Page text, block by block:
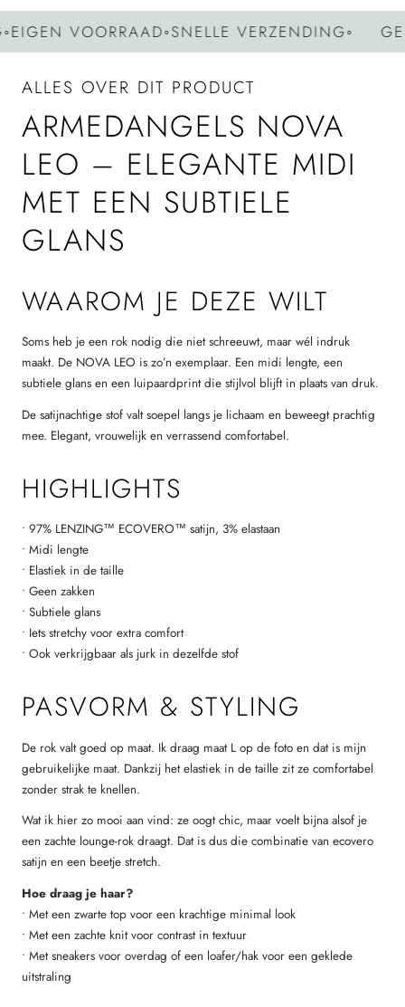
VOORRAAD◦SNELLE VERZENDING◦
ALLES OVER DIT PRODUCT
ARMEDANGELS NOVA
LEO – ELEGANTE MIDI
MET EEN SUBTIELE
GLANS
WAAROM JE DEZE WILT
Soms heb je een rok nodig die niet schreeuwt, maar wél indruk
maakt. De NOVA LEO is zo’n exemplaar. Een midi lengte, een
subtiele glans en een luipaardprint die stijlvol blijft in plaats van druk.
De satijnachtige stof valt soepel langs je lichaam en beweegt prachtig
mee. Elegant, vrouwelijk en verrassend comfortabel.
HIGHLIGHTS
• 97% LENZING™ ECOVERO™ satijn, 3% elastaan
• Midi lengte
• Elastiek in de taille
• Geen zakken
• Subtiele glans
• Iets stretchy voor extra comfort
• Ook verkrijgbaar als jurk in dezelfde stof
PASVORM & STYLING
De rok valt goed op maat. Ik draag maat L op de foto en dat is mijn
gebruikelijke maat. Dankzij het elastiek in de taille zit ze comfortabel
zonder strak te knellen.
Wat ik hier zo mooi aan vind: ze oogt chic, maar voelt bijna alsof je
een zachte lounge-rok draagt. Dat is dus die combinatie van ecovero
satijn en een beetje stretch.
Hoe draag je haar?
• Met een zwarte top voor een krachtige minimal look
• Met een zachte knit voor contrast in textuur
• Met sneakers voor overdag of een loafer/hak voor een geklede
uitstraling